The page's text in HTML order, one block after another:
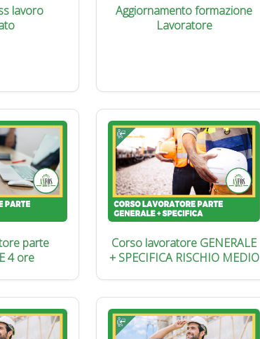
lavoro
Aggiornamento formazione
Lavoratore
parte
4 ore
Corso lavoratore GENERALE
+ SPECIFICA RISCHIO MEDIO